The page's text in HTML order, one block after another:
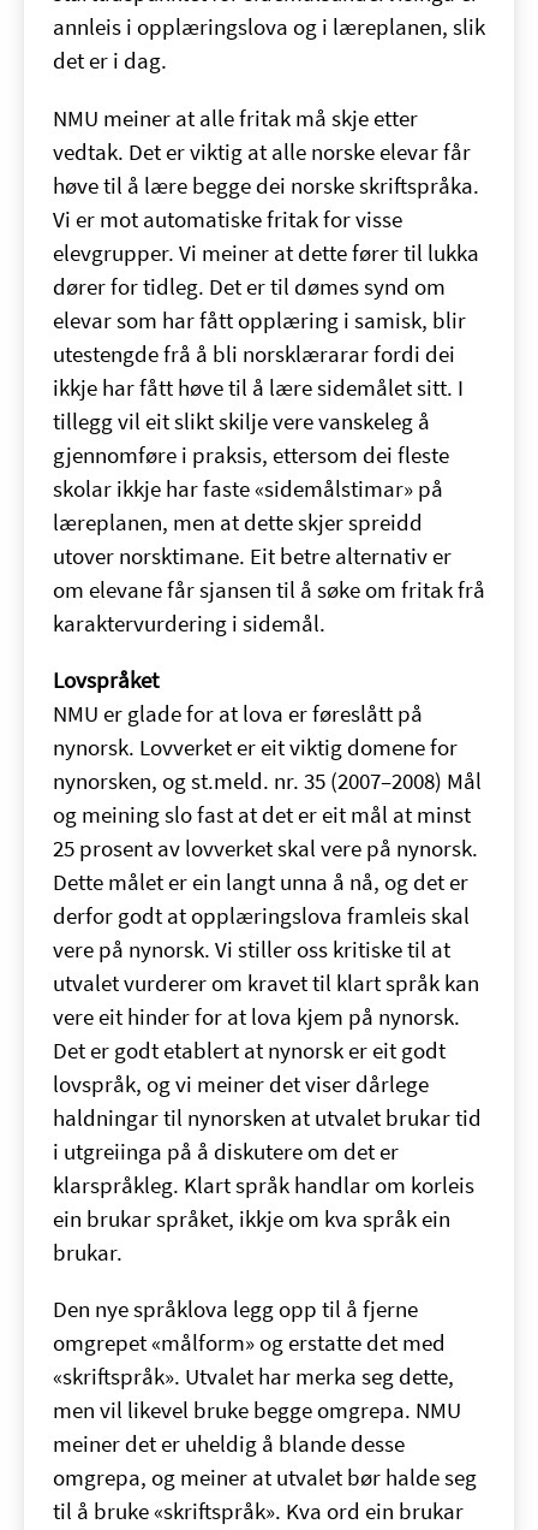
annleis i opplæringslova og i læreplanen, slik
det er i dag.
NMU meiner at alle fritak må skje etter
vedtak. Det er viktig at alle norske elevar får
høve til å lære begge dei norske skriftspråka.
Vi er mot automatiske fritak for visse
elevgrupper. Vi meiner at dette fører til lukka
dører for tidleg. Det er til dømes synd om
elevar som har fått opplæring i samisk, blir
utestengde frå å bli norsklærarar fordi dei
ikkje har fått høve til å lære sidemålet sitt. I
tillegg vil eit slikt skilje vere vanskeleg å
gjennomføre i praksis, ettersom dei fleste
skolar ikkje har faste «sidemålstimar» på
læreplanen, men at dette skjer spreidd
utover norsktimane. Eit betre alternativ er
om elevane får sjansen til å søke om fritak frå
karaktervurdering i sidemål.
Lovspråket
NMU er glade for at lova er føreslått på
nynorsk. Lovverket er eit viktig domene for
nynorsken, og st.meld. nr. 35 (2007–2008) Mål
og meining slo fast at det er eit mål at minst
25 prosent av lovverket skal vere på nynorsk.
Dette målet er ein langt unna å nå, og det er
derfor godt at opplæringslova framleis skal
vere på nynorsk. Vi stiller oss kritiske til at
utvalet vurderer om kravet til klart språk kan
vere eit hinder for at lova kjem på nynorsk.
Det er godt etablert at nynorsk er eit godt
lovspråk, og vi meiner det viser dårlege
haldningar til nynorsken at utvalet brukar tid
i utgreiinga på å diskutere om det er
klarspråkleg. Klart språk handlar om korleis
ein brukar språket, ikkje om kva språk ein
brukar.
Den nye språklova legg opp til å fjerne
omgrepet «målform» og erstatte det med
«skriftspråk». Utvalet har merka seg dette,
men vil likevel bruke begge omgrepa. NMU
meiner det er uheldig å blande desse
omgrepa, og meiner at utvalet bør halde seg
til å bruke «skriftspråk». Kva ord ein brukar